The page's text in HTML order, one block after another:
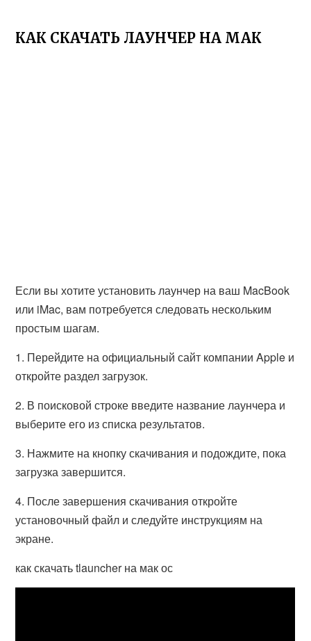
КАК СКАЧАТЬ ЛАУНЧЕР НА МАК
Если вы хотите установить лаунчер на ваш MacBook
или iMac, вам потребуется следовать нескольким
простым шагам.
1. Перейдите на официальный сайт компании Apple и
откройте раздел загрузок.
2. В поисковой строке введите название лаунчера и
выберите его из списка результатов.
3. Нажмите на кнопку скачивания и подождите, пока
загрузка завершится.
4. После завершения скачивания откройте
установочный файл и следуйте инструкциям на
экране.
как скачать tlauncher на мак ос